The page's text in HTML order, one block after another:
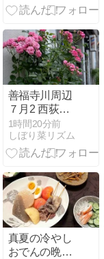
ーホワイトの
きコストコ祭
り中
善福寺川周辺
７月2 西荻北
界隈
1時間20分前
しぼり菜リズム
真夏の冷やし
おでんの晩ご